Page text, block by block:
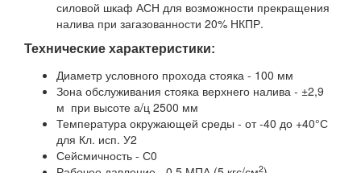
силовой шкаф АСН для возможности прекращения
налива при загазованности 20% НКПР.
Технические характеристики:
Диаметр условного прохода стояка - 100 мм
Зона обслуживания стояка верхнего налива - ±2,9
м при высоте а/ц 2500 мм
Температура окружающей среды - от -40 до +40°С
для Кл. исп. У2
Сейсмичность - С0
2